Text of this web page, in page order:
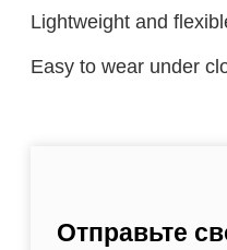
Lightweight and
Easy to wear under
Отправьте